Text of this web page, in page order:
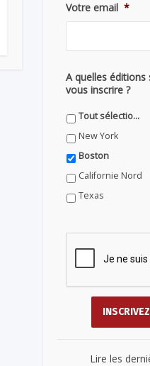
Votre email *
A quelles
vous inscrire ?
Tout sélectionner
New York
Boston
Californie Nord
Texas
Lire les